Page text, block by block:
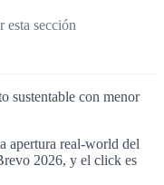
esta sección
sustentable con menor
apertura real-world del
2026, y el click es